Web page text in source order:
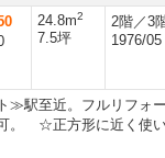
24.8m2
7.5坪
2階／3
1976/05
≫駅至近。フルリフォ
。 ☆正方形に近く使